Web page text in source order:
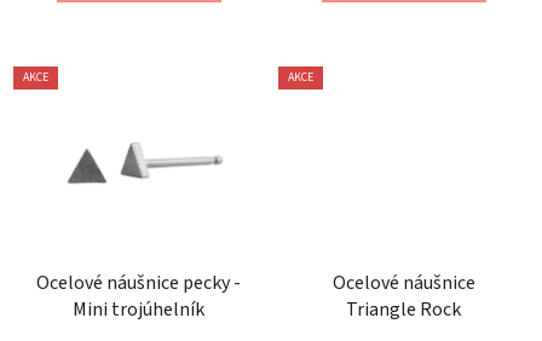
AKCE
Ocelové náušnice pecky -
Mini trojúhelník
AKCE
Ocelové náušnice
Triangle Rock